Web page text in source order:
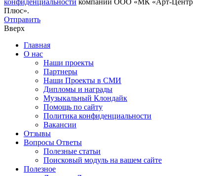
конфиденциальности компании ООО «МК «Арт-Центр
Плюс».
Отправить
Вверх
Главная
О нас
Наши проекты
Партнеры
Наши Проекты в СМИ
Дипломы и награды
Музыкальный Клондайк
Помощь по сайту
Политика конфиденциальности
Вакансии
Отзывы
Вопросы Ответы
Полезные статьи
Поисковый модуль на вашем сайте
Полезное